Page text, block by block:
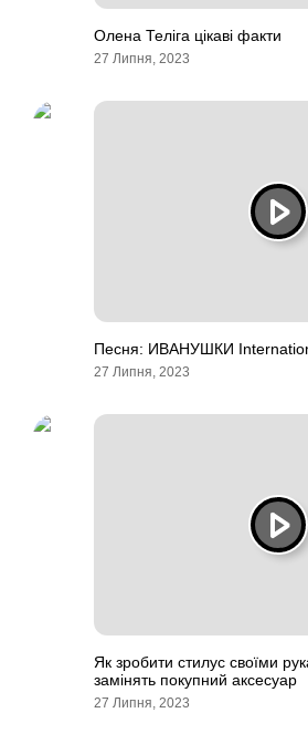
Олена Теліга цікаві факти
27 Липня, 2023
Песня: ИВАНУШКИ
27 Липня, 2023
Як зробити стилус своїми
замінять покупний аксесуар
27 Липня, 2023